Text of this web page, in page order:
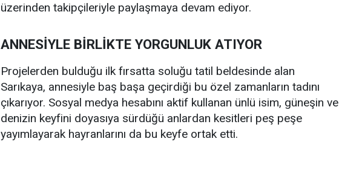
üzerinden takipçileriyle paylaşmaya devam ediyor.
ANNESİYLE BİRLİKTE YORGUNLUK ATIYOR
Projelerden bulduğu ilk fırsatta soluğu tatil beldesinde alan
Sarıkaya, annesiyle baş başa geçirdiği bu özel zamanların tadını
çıkarıyor. Sosyal medya hesabını aktif kullanan ünlü isim, güneşin ve
denizin keyfini doyasıya sürdüğü anlardan kesitleri peş peşe
yayımlayarak hayranlarını da bu keyfe ortak etti.